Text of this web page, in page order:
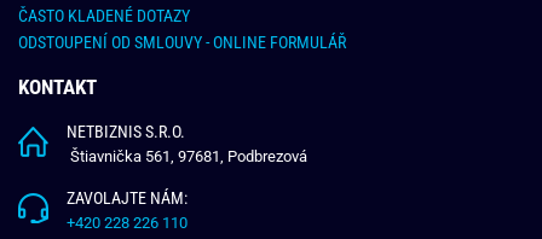
ČASTO KLADENÉ DOTAZY
ODSTOUPENÍ OD SMLOUVY - ONLINE FORMULÁŘ
KONTAKT
NETBIZNIS S.R.O.
Štiavnička 561, 97681, Podbrezová
ZAVOLAJTE NÁM:
+420 228 226 110